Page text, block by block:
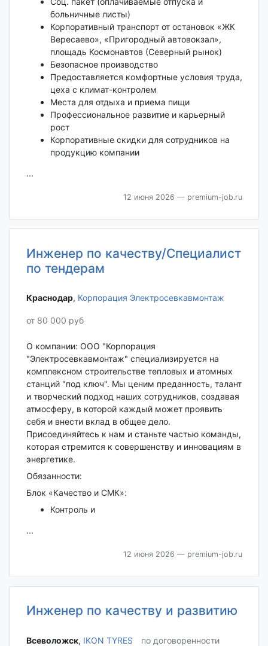
больничные листы)
Корпоративный транспорт от остановок «ЖК
Вересаево», «Пригородный автовокзал»,
площадь Космонавтов (Северный рынок)
Безопасное производство
Предоставляется комфортные условия труда,
цеха с климат-контролем
Места для отдыха и приема пищи
Профессиональное развитие и карьерный
рост
Корпоративные скидки для сотрудников на
продукцию компании
...
12 июня 2026 — premium-job.ru
Инженер по качеству/Специалист
по тендерам
Краснодар‎, Корпорация Электросевкавмонтаж
от 80 000 руб
О компании: ООО "Корпорация
"Электросевкавмонтаж" специализируется на
комплексном строительстве тепловых и атомных
станций "под ключ". Мы ценим преданность, талант
и творческий подход наших сотрудников, создавая
атмосферу, в которой каждый может проявить
себя и внести вклад в общее дело.
Присоединяйтесь к нам и станьте частью команды,
которая стремится к совершенству и инновациям в
энергетике.
Обязанности:
Блок «Качество и СМК»:
Контроль и
...
12 июня 2026 — premium-job.ru
Инженер по качеству и развитию
Всеволожск‎, IKON TYRES по договоренности